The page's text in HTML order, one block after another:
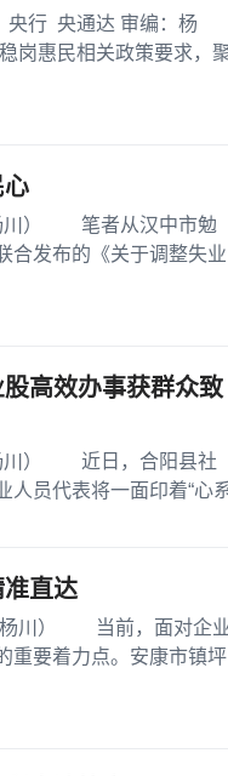
行 央通达 审编：杨
岗惠民相关政策要求，
心
川） 笔者从汉中市勉
合发布的《关于调整失业
高效办事获群众致
川） 近日，合阳县社
人员代表将一面印着“心
直达
川） 当前，面对企
重要着力点。安康市镇坪